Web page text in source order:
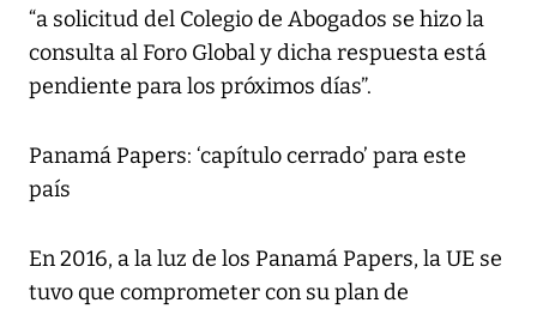
“a solicitud del Colegio de Abogados se hizo la
consulta al Foro Global y dicha respuesta está
pendiente para los próximos días”.
Panamá Papers: ‘capítulo cerrado’ para este
país
En 2016, a la luz de los Panamá Papers, la UE se
tuvo que comprometer con su plan de